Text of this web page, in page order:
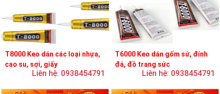
T8000 Keo dán các loại nhựa,
cao su, sợi, giấy
Liên hệ: 0938454791
T6000 Keo dán gốm sứ, đính
đá, đồ trang sức
Liên hệ: 0938454791